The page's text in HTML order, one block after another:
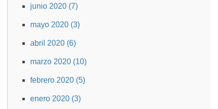
junio 2020 (7)
mayo 2020 (3)
abril 2020 (6)
marzo 2020 (10)
febrero 2020 (5)
enero 2020 (3)